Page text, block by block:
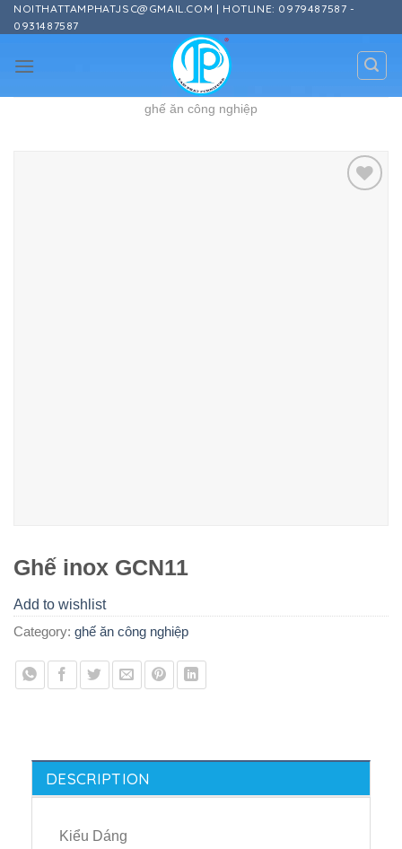
Skip
to
NOITHATTAMPHATJSC@GMAIL.COM | HOTLINE: 0979487587 -
0931487587
ghế ăn công nghiệp
Ghế inox GCN11
Add to wishlist
Category: ghế ăn công nghiệp
DESCRIPTION
Kiểu Dáng